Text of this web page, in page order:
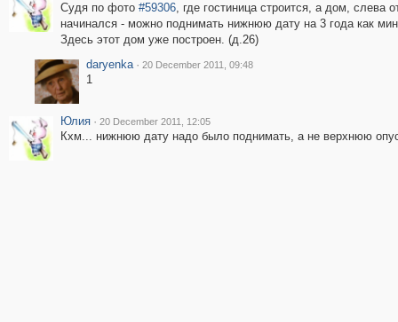
Судя по фото #59306, где гостиница строится, а дом, слева
начинался - можно поднимать нижнюю дату на 3 года как
Здесь этот дом уже построен. (д.26)
daryenka · 20 December 2011, 09:48
1
Юлия · 20 December 2011, 12:05
Кхм... нижнюю дату надо было поднимать, а не верхнюю